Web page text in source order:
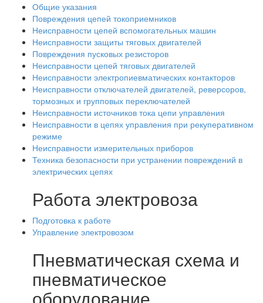
Общие указания
Повреждения цепей токоприемников
Неисправности цепей вспомогательных машин
Неисправности защиты тяговых двигателей
Повреждения пусковых резисторов
Неисправности цепей тяговых двигателей
Неисправности электропиевматических контакторов
Неисправности отключателей двигателей, реверсоров,
тормозных и групповых переключателей
Неисправности источников тока цепи управления
Неисправности в цепях управления при рекуперативном
режиме
Неисправности измерительных приборов
Техника безопасности при устранении повреждений в
электрических цепях
Работа электровоза
Подготовка к работе
Управление электровозом
Пневматическая схема и
пневматическое